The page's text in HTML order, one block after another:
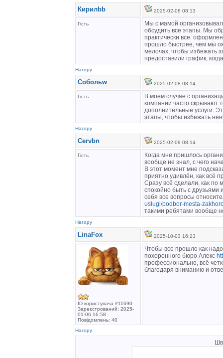
Кирилbb 2025-02-08 08:13
Гість
Мы с мамой
обсудить все этапы. Мы
практически все:
прошло быстрее, чем мы
мелочах, чтобы избежать
предоставили график,
Нагору
Собольw 2025-02-08 08:14
Гість
В моем случае с
компании часто скрывают
дополнительные услуги.
этапы, чтобы избежать
Нагору
Cervbn 2025-02-08 08:14
Гість
Когда мне пришлось
вообще не знал, с чего
В этот момент мне
приятно удивлён, как всё
Сразу всё сделали, как по
спокойно быть с
себя все вопросы
uslugi/podbor-mesta-
такими ребятами вообще
Нагору
LinaFox 2025-10-03 16:23
ID користувача #11690
Зареєстрований: 2025-
01-06 16:58
Повідомлень: 40
Чтобы все прошло как
похоронного бюро Алекс
профессионально, всё
благодаря вниманию и
Нагору